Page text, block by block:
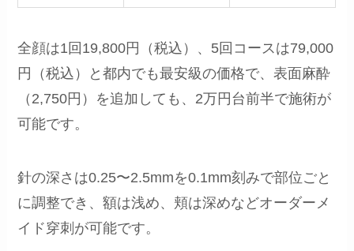
全顔は1回19,800円（税込）、5回コースは79,000
円（税込）と都内でも最安級の価格で、表面麻酔
（2,750円）を追加しても、2万円台前半で施術が
可能です。
針の深さは0.25〜2.5mmを0.1mm刻みで部位ごと
に調整でき、額は浅め、頬は深めなどオーダーメ
イド穿刺が可能です。